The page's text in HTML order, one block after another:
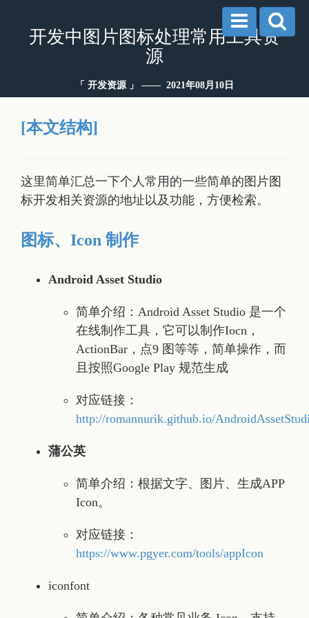
开发中图片图标处理常用工具资
源
「 开发资源 」 —— 2021年08月10日
[本文结构]
这里简单汇总一下个人常用的一些简单的图片图
标开发相关资源的地址以及功能，方便检索。
图标、Icon 制作
Android Asset Studio
简单介绍：Android Asset Studio 是一个
在线制作工具，它可以制作Iocn，
ActionBar，点9 图等等，简单操作，而
且按照Google Play 规范生成
对应链接：
http://romannurik.github.io/
蒲公英
简单介绍：根据文字、图片、生成APP
Icon。
对应链接：
https://www.pgyer.com/tools/appIcon
iconfont